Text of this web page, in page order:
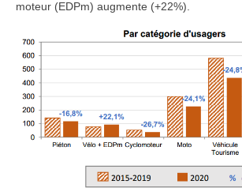
moteur (EDPm) augmente (+22%).